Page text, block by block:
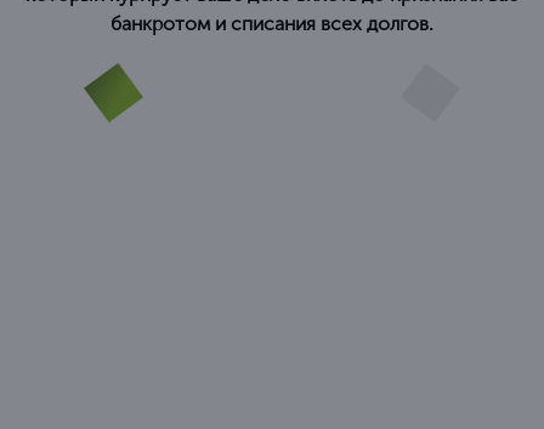
банкротом и списания всех долгов.